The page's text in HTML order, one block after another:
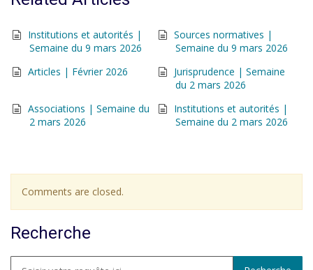
Institutions et autorités |
Semaine du 9 mars 2026
Sources normatives |
Semaine du 9 mars 2026
Articles | Février 2026
Jurisprudence | Semaine
du 2 mars 2026
Associations | Semaine du
2 mars 2026
Institutions et autorités |
Semaine du 2 mars 2026
Comments are closed.
Recherche